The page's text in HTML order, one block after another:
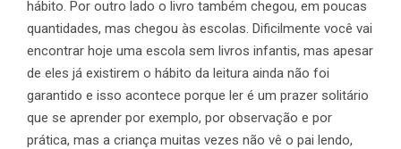
hábito. Por outro lado o livro também chegou, em poucas
quantidades, mas chegou às escolas. Dificilmente você vai
encontrar hoje uma escola sem livros infantis, mas apesar
de eles já existirem o hábito da leitura ainda não foi
garantido e isso acontece porque ler é um prazer solitário
que se aprender por exemplo, por observação e por
prática, mas a criança muitas vezes não vê o pai lendo,